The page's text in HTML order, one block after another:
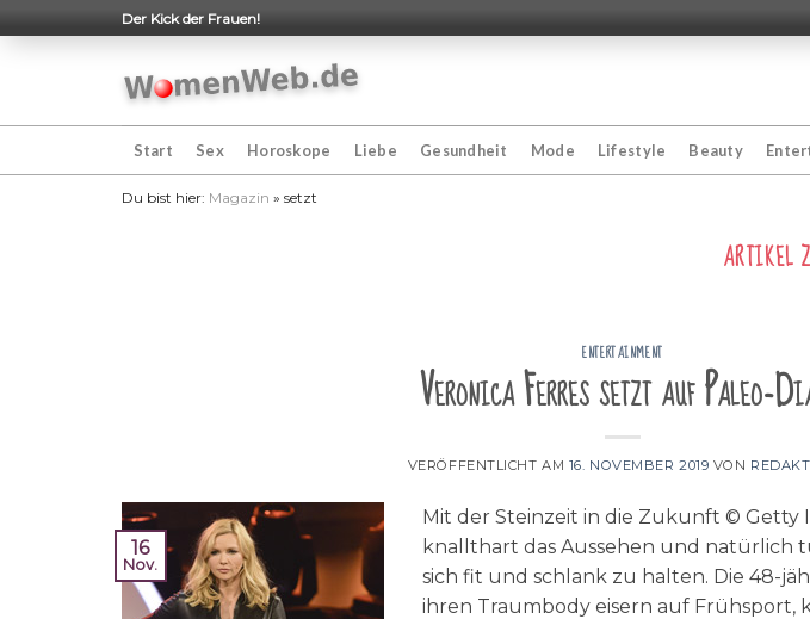
to
Der Kick der Frauen!
Start Sex Horoskope Liebe Gesundheit Mode Lifestyle Beauty
Du bist hier: Magazin » setzt
ARTIKEL
ENTERTAINMENT
Veronica Ferres setzt auf Paleo-
VERÖFFENTLICHT AM 16. NOVEMBER 2019 VON
16
Nov.
Mit der Steinzeit in die Zukunft © Getty
knallthart das Aussehen und natürlich
sich fit und schlank zu halten. Die 48-
ihren Traumbody eisern auf Frühsport,